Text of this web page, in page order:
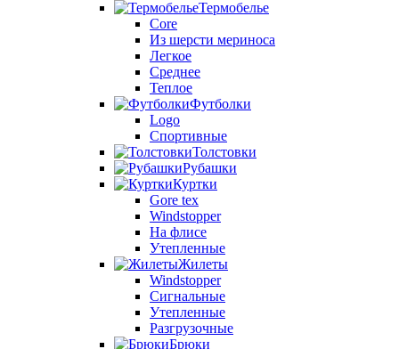
Термобелье
Core
Из шерсти мериноса
Легкое
Среднее
Теплое
Футболки
Logo
Спортивные
Толстовки
Рубашки
Куртки
Gore tex
Windstopper
На флисе
Утепленные
Жилеты
Windstopper
Сигнальные
Утепленные
Разгрузочные
Брюки